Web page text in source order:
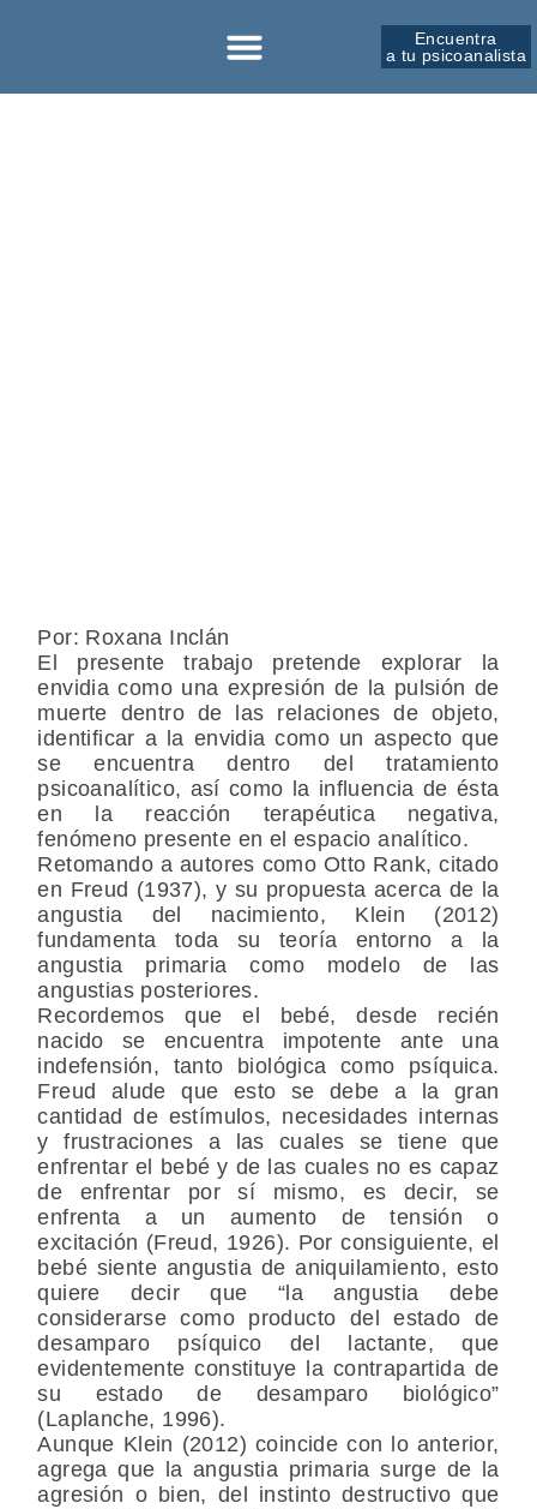
Encuentra
a tu psicoanalista
Por: Roxana Inclán
El presente trabajo pretende explorar la
envidia como una expresión de la pulsión de
muerte dentro de las relaciones de objeto,
identificar a la envidia como un aspecto que
se encuentra dentro del tratamiento
psicoanalítico, así como la influencia de ésta
en la reacción terapéutica negativa,
fenómeno presente en el espacio analítico.
Retomando a autores como Otto Rank, citado
en Freud (1937), y su propuesta acerca de la
angustia del nacimiento, Klein (2012)
fundamenta toda su teoría entorno a la
angustia primaria como modelo de las
angustias posteriores.
Recordemos que el bebé, desde recién
nacido se encuentra impotente ante una
indefensión, tanto biológica como psíquica.
Freud alude que esto se debe a la gran
cantidad de estímulos, necesidades internas
y frustraciones a las cuales se tiene que
enfrentar el bebé y de las cuales no es capaz
de enfrentar por sí mismo, es decir, se
enfrenta a un aumento de tensión o
excitación (Freud, 1926). Por consiguiente, el
bebé siente angustia de aniquilamiento, esto
quiere decir que “la angustia debe
considerarse como producto del estado de
desamparo psíquico del lactante, que
evidentemente constituye la contrapartida de
su estado de desamparo biológico”
(Laplanche, 1996).
Aunque Klein (2012) coincide con lo anterior,
agrega que la angustia primaria surge de la
agresión o bien, del instinto destructivo que